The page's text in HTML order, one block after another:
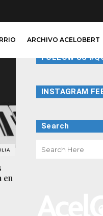
ARCHIVO ACELOBERT
en
FOLLOW US
INSTAGRAM
Search